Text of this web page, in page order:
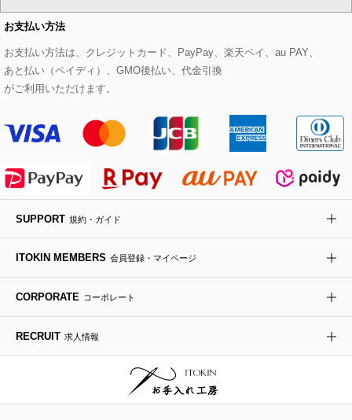
eur3
Maison de CINQ
MK MICHEL KLEIN BAG
HIROKO KOSHINO
その他のトップス
セットアップスカート
セットアップワンピース
モッズコート
ステンカラーコート
ライダースジャケット
デニムジャケット
ダウンジャケット・コート
帽子
ヘアアクセサリー
ハンカチ・バンダナ
手袋
チャーム・ストラップ
ブレスレット・バングル
ブローチ・コサージュ
ショルダーバッグ
ボストンバッグ
バックパック・リュック
ボディバッグ・メッセンジャーバッグ
トラベルバッグ
パンプス
スニーカー
フラットシューズ
ローファー
ドレスシューズ
すべてのアートフラワー
ローズ
カサブランカ・カラー
ラナンキュラス
ポプリアレンジ＆フレグランス
お支払い方法
お支払い方法は、クレジットカード、PayPay、楽天ペイ、au PAY、
あと払い（ペイディ）、GMO後払い、代金引換
がご利用いただけます。
SUPPORT 規約・ガイド
ITOKIN MEMBERS 会員登録・マイページ
CORPORATE コーポレート
RECRUIT 求人情報